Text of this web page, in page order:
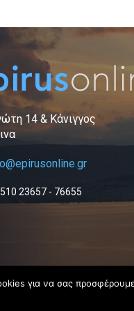
14 & Κάνιγγος
23657 - 76655
για να σας